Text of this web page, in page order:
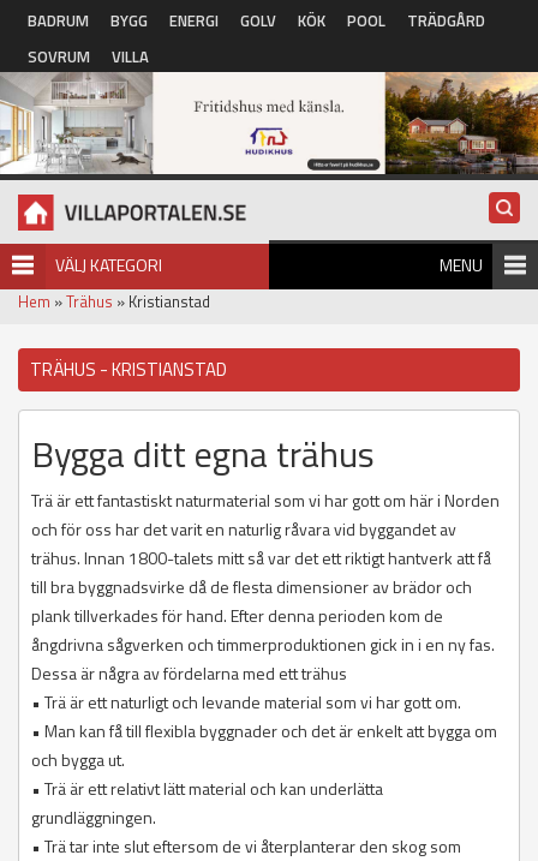
Hoppa till huvudinnehåll
BADRUM BYGG ENERGI GOLV KÖK POOL
TRÄDGÅRD
SOVRUM
VILLA
VÄLJ KATEGORI MENU
Hem »Trähus » Kristianstad
TRÄHUS - KRISTIANSTAD
Bygga ditt egna trähus
Trä är ett fantastiskt naturmaterial som vi har gott om här i Norden
och för oss har det varit en naturlig råvara vid byggandet av
trähus. Innan 1800-talets mitt så var det ett riktigt hantverk att få
till bra byggnadsvirke då de flesta dimensioner av brädor och
plank tillverkades för hand. Efter denna perioden kom de
ångdrivna sågverken och timmerproduktionen gick in i en ny fas.
Dessa är några av fördelarna med ett trähus
• Trä är ett naturligt och levande material som vi har gott om.
• Man kan få till flexibla byggnader och det är enkelt att bygga om
och bygga ut.
• Trä är ett relativt lätt material och kan underlätta
grundläggningen.
• Trä tar inte slut eftersom de vi återplanterar den skog som